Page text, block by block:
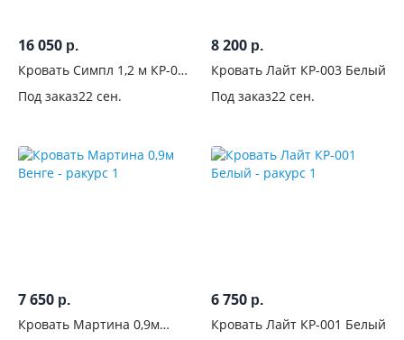
16 050 р.
Кровать Симпл 1,2 м КР-07
Под заказ22 сен.
8 200 р.
Кровать Лайт КР-003 Белый
Под заказ22 сен.
7 650 р.
Кровать Мартина 0,9м
6 750 р.
Кровать Лайт КР-001 Белый